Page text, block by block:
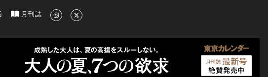
練されたライフスタイル情報
月刊誌